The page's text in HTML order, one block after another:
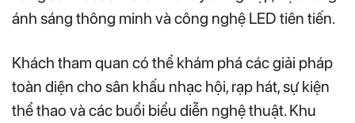
ánh sáng thông minh và công nghệ LED tiên tiến.
Khách tham quan có thể khám phá các giải pháp
toàn diện cho sân khấu nhạc hội, rạp hát, sự kiện
thể thao và các buổi biểu diễn nghệ thuật. Khu